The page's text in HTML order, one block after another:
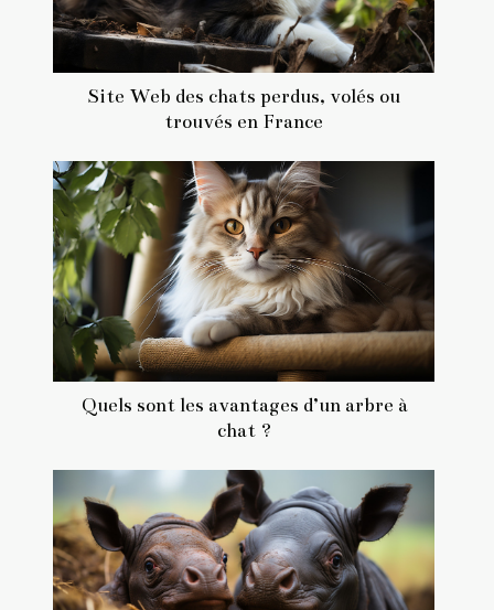
Site Web des chats perdus, volés ou
trouvés en France
Quels sont les avantages d’un arbre à
chat ?